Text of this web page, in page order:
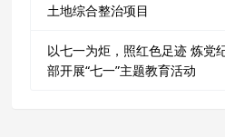
土地综合整治项目
以七一为炬，照红色足迹 炼
部开展“七一”主题教育活动